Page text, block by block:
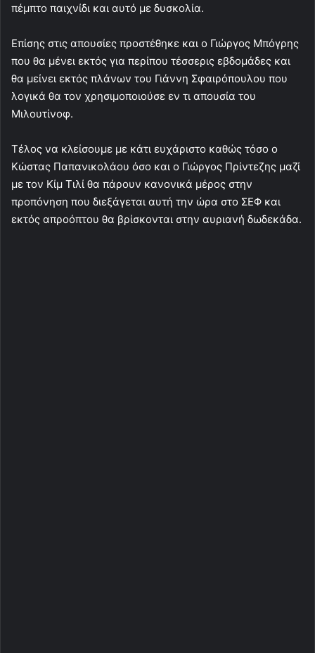
πέμπτο παιχνίδι και αυτό με δυσκολία.
Επίσης στις απουσίες προστέθηκε και ο Γιώργος Μπόγρης
που θα μένει εκτός για περίπου τέσσερις εβδομάδες και
θα μείνει εκτός πλάνων του Γιάννη Σφαιρόπουλου που
λογικά θα τον χρησιμοποιούσε εν τι απουσία του
Μιλουτίνοφ.
Τέλος να κλείσουμε με κάτι ευχάριστο καθώς τόσο ο
Κώστας Παπανικολάου όσο και ο Γιώργος Πρίντεζης μαζί
με τον Κίμ Τιλί θα πάρουν κανονικά μέρος στην
προπόνηση που διεξάγεται αυτή την ώρα στο ΣΕΦ και
εκτός απροόπτου θα βρίσκονται στην αυριανή δωδεκάδα.